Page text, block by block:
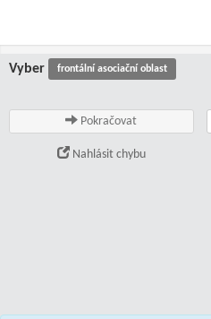
Vyber frontální asociační oblast
Pokračovat
Nahlásit chybu